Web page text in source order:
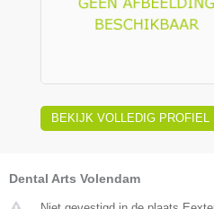
BEKIJK VOLLEDIG PROFIEL
Dental Arts Volendam